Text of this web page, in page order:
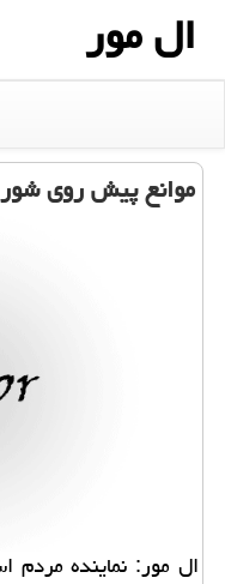
ال مور
موانع پیش روی
ال مور: نماینده